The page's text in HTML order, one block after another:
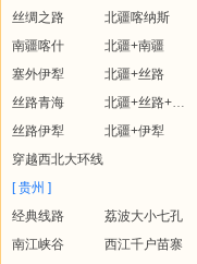
丝绸之路
北疆喀纳斯
南疆喀什
北疆+南疆
塞外伊犁
北疆+丝路
丝路青海
北疆+丝路+青海
丝路伊犁
北疆+伊犁
穿越西北大环线
[ 贵州 ]
经典线路
荔波大小七孔
南江峡谷
西江千户苗寨